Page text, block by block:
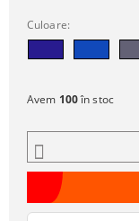
Culoare:
Avem 100în stoc